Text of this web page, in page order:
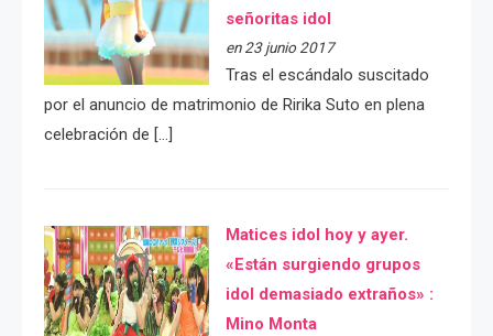
señoritas idol
en 23 junio 2017
Tras el escándalo suscitado
por el anuncio de matrimonio de Ririka Suto en plena
celebración de […]
Matices idol hoy y ayer.
«Están surgiendo grupos
idol demasiado extraños» :
Mino Monta